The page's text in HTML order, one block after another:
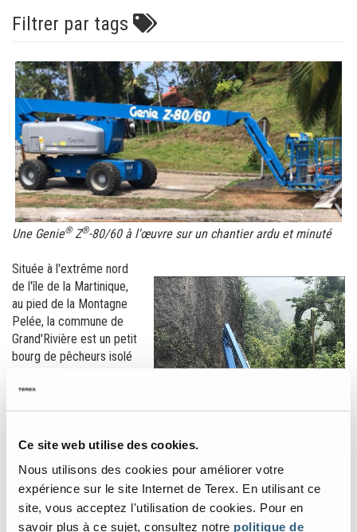
Ce site web utilise des cookies.
Nous utilisons des cookies pour améliorer votre
expérience sur le site Internet de Terex. En utilisant ce
site, vous acceptez l'utilisation de cookies. Pour en
savoir plus à ce sujet, consultez notre politique de
Filtrer par tags
Une Genie®Z®-80/60 à l'œuvre sur un chantier ardu et minuté
Située à l'extrême nord
de l'île de la Martinique,
au pied de la Montagne
Pelée, la commune de
Grand'Rivière est un petit
bourg de pêcheurs isolé
surnomme d'ailleurs "la
authenticité fait tout son
charme. Une portion de
la route y menant avait
un besoin urgent de
renforcement,